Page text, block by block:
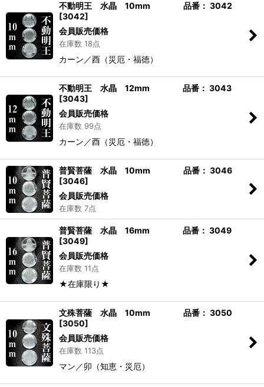
不動明王 水晶 10mm 品番： 3042
[3042]
会員販売価格
在庫数 18点
カーン／酉（災厄・福徳）
不動明王 水晶 12mm 品番： 3043
[3043]
会員販売価格
在庫数 99点
カーン／酉（災厄・福徳）
普賢菩薩 水晶 10mm 品番： 3046
[3046]
会員販売価格
在庫数 7点
普賢菩薩 水晶 16mm 品番： 3049
[3049]
会員販売価格
在庫数 11点
★在庫限り★
文殊菩薩 水晶 10mm 品番： 3050
[3050]
会員販売価格
在庫数 113点
マン／卯（知恵・災厄）